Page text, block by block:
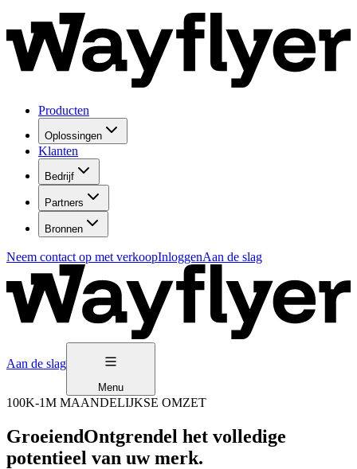
Producten
Oplossingen
Klanten
Bedrijf
Partners
Bronnen
Neem contact op met verkoopInloggenAan de slag
Aan de slag
Menu
100K-1M MAANDELIJKSE OMZET
GroeiendOntgrendel het volledige
potentieel van uw merk.